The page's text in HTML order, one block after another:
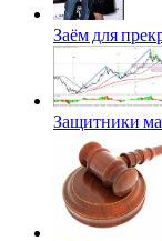
Заём для
Защитники